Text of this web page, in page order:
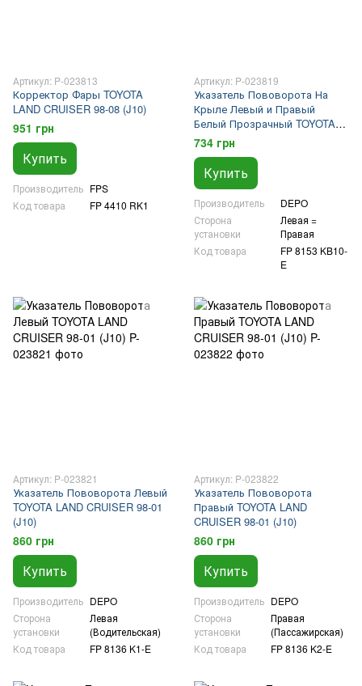
Артикул: P-023813
Корректор Фары TOYOTA
LAND CRUISER 98-08 (J10)
951 грн
Купить
Производитель FPS
Код товара
FP 4410 RK1
Артикул: P-023819
Указатель Пововорота На
Крыле Левый и Правый
Белый Прозрачный TOYOTA
LAND CRUISER 98-08 (J10)
734 грн
Купить
Производитель
DEPO
Сторона
установки
Левая =
Правая
Код товара
FP 8153 KB10-
E
Артикул: P-023821
Указатель Пововорота Левый
TOYOTA LAND CRUISER 98-01
(J10)
860 грн
Купить
Производитель DEPO
Сторона
установки
Левая
(Водительская)
Код товара
FP 8136 K1-E
Артикул: P-023822
Указатель Пововорота
Правый TOYOTA LAND
CRUISER 98-01 (J10)
860 грн
Купить
Производитель DEPO
Сторона
установки
Правая
(Пассажирская)
Код товара
FP 8136 K2-E